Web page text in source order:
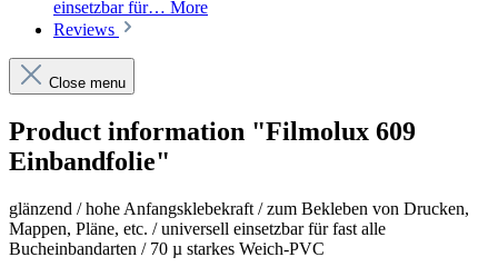
einsetzbar für… More
Reviews
Close menu
Product information "Filmolux 609
Einbandfolie"
glänzend /hohe Anfangsklebekraft /zum Bekleben von Drucken,
Mappen, Pläne, etc. / universell einsetzbar für fast alle
Bucheinbandarten / 70 µ starkes Weich-PVC